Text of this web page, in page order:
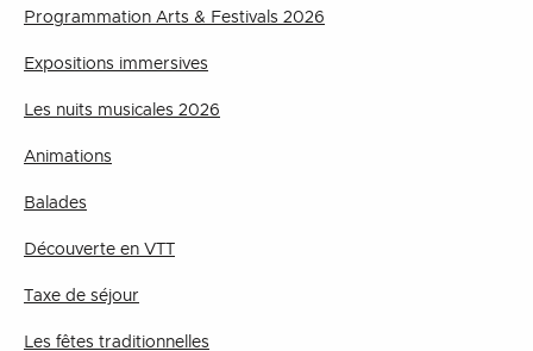
Programmation Arts & Festivals 2026
Expositions immersives
Les nuits musicales 2026
Animations
Balades
Découverte en VTT
Taxe de séjour
Les fêtes traditionnelles